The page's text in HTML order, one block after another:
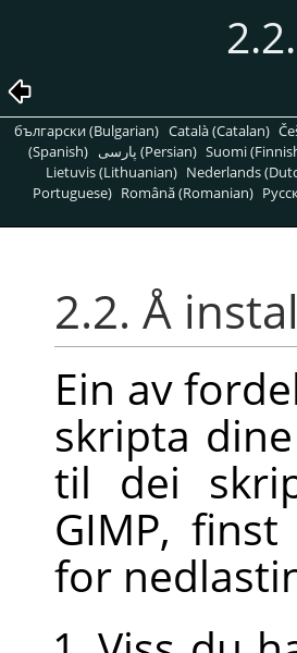
български (Bulgarian) Català (Catalan)
(Spanish)
پارسی (Persian) Suomi
Lietuvis (Lithuanian) Nederlands
Portuguese) Română (Romanian)
2.2. Å
Ein av
skripta
til dei
GIMP, finst
for